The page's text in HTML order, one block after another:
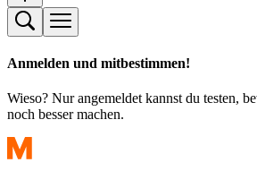
Anmelden und mitbestimmen!
Wieso? Nur angemeldet kannst du testen,
noch besser machen.